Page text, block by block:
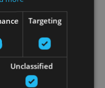
Targeting
Unclassified